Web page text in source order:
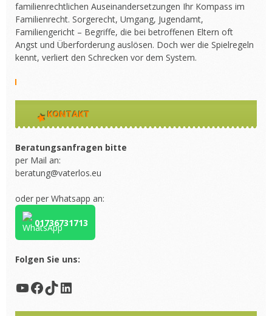
familienrechtlichen Auseinandersetzungen Ihr Kompass im
Familienrecht. Sorgerecht, Umgang, Jugendamt,
Familiengericht – Begriffe, die bei betroffenen Eltern oft
Angst und Überforderung auslösen. Doch wer die Spielregeln
kennt, verliert den Schrecken vor dem System.
KONTAKT
Beratungsanfragen bitte
per Mail an:
beratung@vaterlos.eu
oder per Whatsapp an:
01736731713
Folgen Sie uns:
YouTube
Facebook
TikTok
LinkedIn